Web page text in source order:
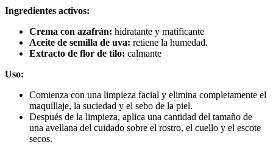
Ingredientes activos:
Crema con azafrán: hidratante y matificante
Aceite de semilla de uva: retiene la humedad.
Extracto de flor de tilo: calmante
Uso:
Comienza con una limpieza facial y elimina completamente el
maquillaje, la suciedad y el sebo de la piel.
Después de la limpieza, aplica una cantidad del tamaño de
una avellana del cuidado sobre el rostro, el cuello y el escote
secos.